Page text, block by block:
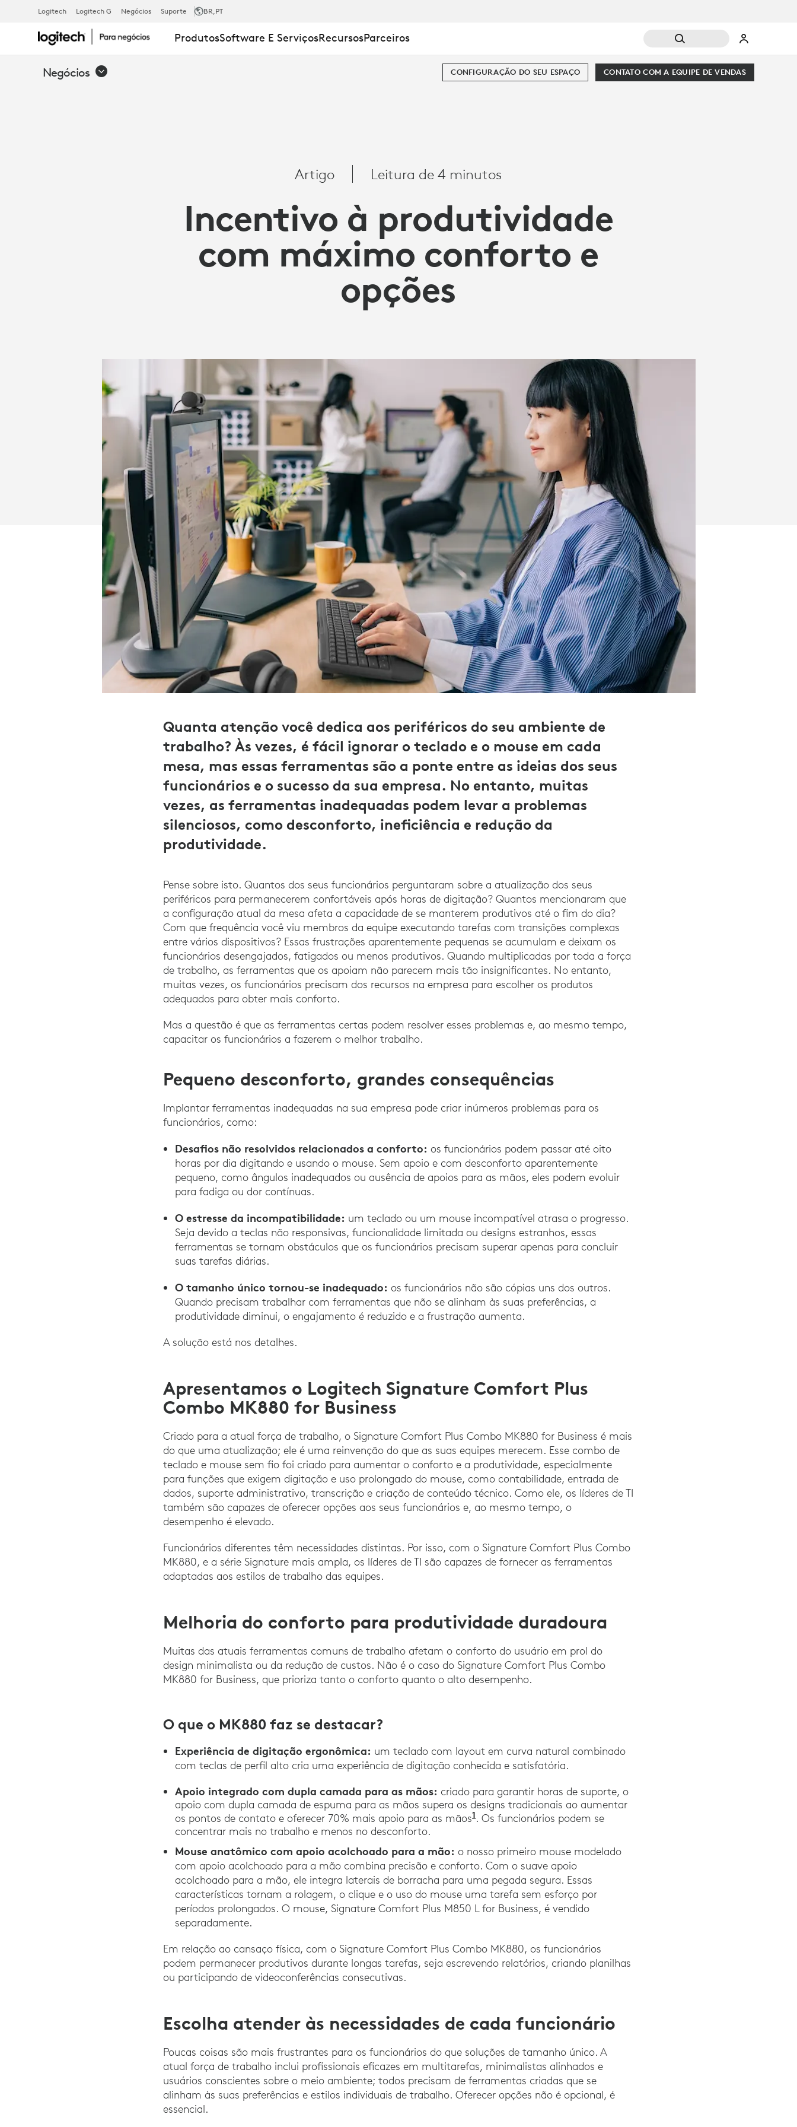
AUMENTO
DA
LOGITECH
COMBO
MK880
Logitech Logitech G Negócios Suporte BR,PT
ProdutosSoftware E ServiçosRecursosParceiros
Negócios CONTATO COM A EQUIPE DE VENDAS
CONFIGURAÇÃO DO SEU ESPAÇO
Artigo Leitura de 4 minutos
Incentivo à produtividade
com máximo conforto e
opções
Quanta atenção você dedica aos periféricos do seu ambiente de
trabalho? Às vezes, é fácil ignorar o teclado e o mouse em cada
mesa, mas essas ferramentas são a ponte entre as ideias dos seus
funcionários e o sucesso da sua empresa. No entanto, muitas
vezes, as ferramentas inadequadas podem levar a problemas
silenciosos, como desconforto, ineficiência e redução da
produtividade.
Pense sobre isto. Quantos dos seus funcionários perguntaram sobre a atualização dos seus
periféricos para permanecerem confortáveis após horas de digitação? Quantos mencionaram que
a configuração atual da mesa afeta a capacidade de se manterem produtivos até o fim do dia?
Com que frequência você viu membros da equipe executando tarefas com transições complexas
entre vários dispositivos? Essas frustrações aparentemente pequenas se acumulam e deixam os
funcionários desengajados, fatigados ou menos produtivos. Quando multiplicadas por toda a força
de trabalho, as ferramentas que os apoiam não parecem mais tão insignificantes. No entanto,
muitas vezes, os funcionários precisam dos recursos na empresa para escolher os produtos
adequados para obter mais conforto.
Mas a questão é que as ferramentas certas podem resolver esses problemas e, ao mesmo tempo,
capacitar os funcionários a fazerem o melhor trabalho.
Pequeno desconforto, grandes consequências
Implantar ferramentas inadequadas na sua empresa pode criar inúmeros problemas para os
funcionários, como:
Desafios não resolvidos relacionados a conforto: os funcionários podem passar até oito
horas por dia digitando e usando o mouse. Sem apoio e com desconforto aparentemente
pequeno, como ângulos inadequados ou ausência de apoios para as mãos, eles podem evoluir
para fadiga ou dor contínuas.
O estresse da incompatibilidade: um teclado ou um mouse incompatível atrasa o progresso.
Seja devido a teclas não responsivas, funcionalidade limitada ou designs estranhos, essas
ferramentas se tornam obstáculos que os funcionários precisam superar apenas para concluir
suas tarefas diárias.
O tamanho único tornou-se inadequado: os funcionários não são cópias uns dos outros.
Quando precisam trabalhar com ferramentas que não se alinham às suas preferências, a
produtividade diminui, o engajamento é reduzido e a frustração aumenta.
A solução está nos detalhes.
Apresentamos o Logitech Signature Comfort Plus
Combo MK880 for Business
Criado para a atual força de trabalho, o Signature Comfort Plus Combo MK880 for Business é mais
do que uma atualização; ele é uma reinvenção do que as suas equipes merecem. Esse combo de
teclado e mouse sem fio foi criado para aumentar o conforto e a produtividade, especialmente
para funções que exigem digitação e uso prolongado do mouse, como contabilidade, entrada de
dados, suporte administrativo, transcrição e criação de conteúdo técnico. Como ele, os líderes de TI
também são capazes de oferecer opções aos seus funcionários e, ao mesmo tempo, o
desempenho é elevado.
Funcionários diferentes têm necessidades distintas. Por isso, com o Signature Comfort Plus Combo
MK880, e a série Signature mais ampla, os líderes de TI são capazes de fornecer as ferramentas
adaptadas aos estilos de trabalho das equipes.
Melhoria do conforto para produtividade duradoura
Muitas das atuais ferramentas comuns de trabalho afetam o conforto do usuário em prol do
design minimalista ou da redução de custos. Não é o caso do Signature Comfort Plus Combo
MK880 for Business, que prioriza tanto o conforto quanto o alto desempenho.
O que o MK880 faz se destacar?
Experiência de digitação ergonômica: um teclado com layout em curva natural combinado
com teclas de perfil alto cria uma experiência de digitação conhecida e satisfatória.
Apoio integrado com dupla camada para as mãos: criado para garantir horas de suporte, o
apoio com dupla camada de espuma para as mãos supera os designs tradicionais ao aumentar
os pontos de contato e oferecer 70% mais apoio para as mãos1. Os funcionários podem se
concentrar mais no trabalho e menos no desconforto.
Mouse anatômico com apoio acolchoado para a mão: o nosso primeiro mouse modelado
com apoio acolchoado para a mão combina precisão e conforto. Com o suave apoio
acolchoado para a mão, ele integra laterais de borracha para uma pegada segura. Essas
características tornam a rolagem, o clique e o uso do mouse uma tarefa sem esforço por
períodos prolongados. O mouse, Signature Comfort Plus M850 L for Business, é vendido
separadamente.
Em relação ao cansaço física, com o Signature Comfort Plus Combo MK880, os funcionários
podem permanecer produtivos durante longas tarefas, seja escrevendo relatórios, criando planilhas
ou participando de videoconferências consecutivas.
Escolha atender às necessidades de cada funcionário
Poucas coisas são mais frustrantes para os funcionários do que soluções de tamanho único. A
atual força de trabalho inclui profissionais eficazes em multitarefas, minimalistas alinhados e
usuários conscientes sobre o meio ambiente; todos precisam de ferramentas criadas que se
alinham às suas preferências e estilos individuais de trabalho. Oferecer opções não é opcional, é
essencial.